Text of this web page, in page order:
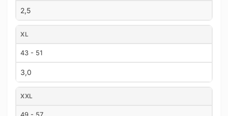
2,5
XL
43 - 51
3,0
XXL